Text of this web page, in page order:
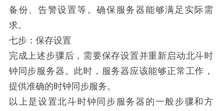
备份、告警设置等。确保服务器能够满足实际需
求。
七步：保存设置
完成上述步骤后，需要保存设置并重新启动北斗时
钟同步服务器。此时，服务器应该能够正常工作，
提供准确的时钟同步服务。
以上是设置北斗时钟同步服务器的一般步骤和方